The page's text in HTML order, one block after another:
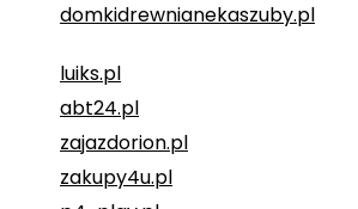
domkidrewnianekaszuby.pl
luiks.pl
abt24.pl
zajazdorion.pl
zakupy4u.pl